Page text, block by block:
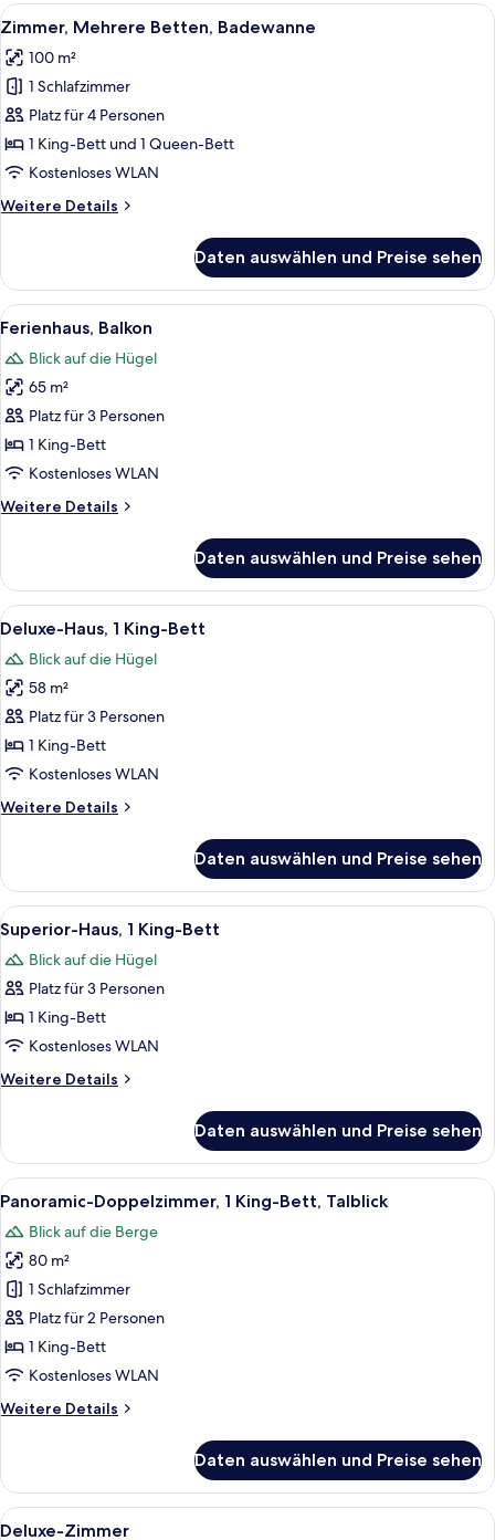
Schlafzimmer
Alle
Fotos
für
Zimmer,
Mehrere
Betten,
Badewanne
Ein gemütliches Zimmer mit zwei
16
Zimmer, Mehrere Betten, Badewanne
100 m²
1 Schlafzimmer
Platz für 4 Personen
1 King-Bett und 1 Queen-Bett
Kostenloses WLAN
Weitere Details
Weitere
Mehrere
Betten,
Badewanne
Daten auswählen und Preise sehen
Alle
Fotos
für
Ferienhaus,
Balkon
anzeigen
Ein Zimmer mit zwei Stühlen, einem
10
Ferienhaus, Balkon
Blick auf die Hügel
65 m²
Platz für 3 Personen
1 King-Bett
Kostenloses WLAN
Weitere Details
Weitere
Balkon
Daten auswählen und Preise sehen
Alle
Fotos
für
Deluxe-
Haus,
1 King-
Bett
Ein rustikales Holzinnenleben mit
6
Deluxe-Haus, 1 King-Bett
Blick auf die Hügel
58 m²
Platz für 3 Personen
1 King-Bett
Kostenloses WLAN
Weitere Details
Weitere
Haus,
1 King-
Bett
Daten auswählen und Preise sehen
Alle
Fotos
für
Superior-
Haus,
1 King-
Bett
anzeigen
Ein großzügiger Wohnbereich mit
7
Superior-Haus, 1 King-Bett
Blick auf die Hügel
Platz für 3 Personen
1 King-Bett
Kostenloses WLAN
Weitere Details
Weitere
Haus,
1 King-
Bett
Daten auswählen und Preise sehen
Alle
Fotos
für
Panoramic-
Doppelzimmer,
1 King-
Bett,
Talblick
Ein Zimmer mit Holzboden, einem
8
Panoramic-Doppelzimmer, 1 King-Bett, Talblick
Blick auf die Berge
80 m²
1 Schlafzimmer
Platz für 2 Personen
1 King-Bett
Kostenloses WLAN
Weitere Details
Weitere
Doppelzimmer,
1 King-
Bett,
Daten auswählen und Preise sehen
Alle
Ein geräumiger Raum mit großen
7
Deluxe-Zimmer